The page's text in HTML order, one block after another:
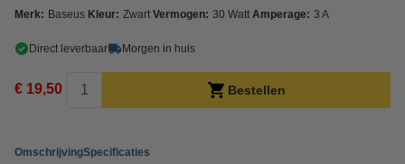
Merk: Baseus Kleur: Zwart Vermogen: 30 Watt Amperage: 3 A
Direct leverbaar Morgen in huis
€ 19,50 Bestellen
OmschrijvingSpecificaties